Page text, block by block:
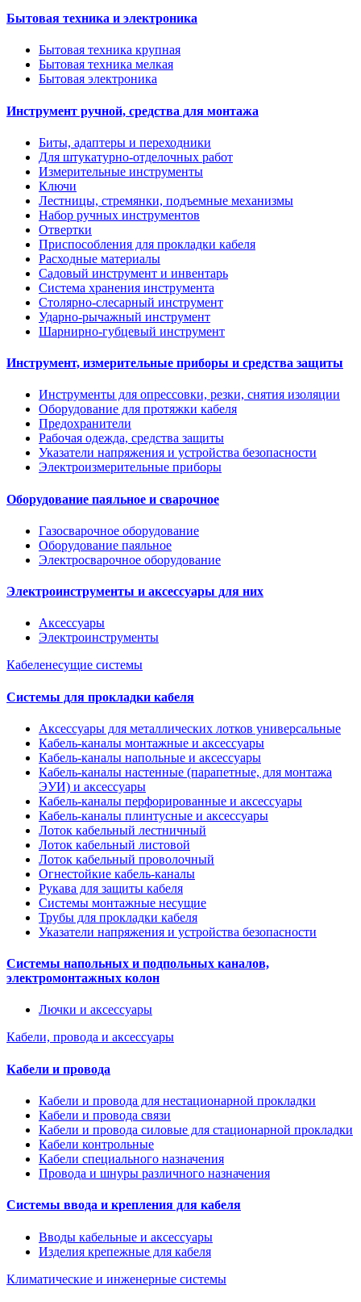
Бытовая техника и электроника
Бытовая техника крупная
Бытовая техника мелкая
Бытовая электроника
Инструмент ручной, средства для монтажа
Биты, адаптеры и переходники
Для штукатурно-отделочных работ
Измерительные инструменты
Ключи
Лестницы, стремянки, подъемные механизмы
Набор ручных инструментов
Отвертки
Приспособления для прокладки кабеля
Расходные материалы
Садовый инструмент и инвентарь
Система хранения инструмента
Столярно-слесарный инструмент
Ударно-рычажный инструмент
Шарнирно-губцевый инструмент
Инструмент, измерительные приборы и средства защиты
Инструменты для опрессовки, резки, снятия изоляции
Оборудование для протяжки кабеля
Предохранители
Рабочая одежда, средства защиты
Указатели напряжения и устройства безопасности
Электроизмерительные приборы
Оборудование паяльное и сварочное
Газосварочное оборудование
Оборудование паяльное
Электросварочное оборудование
Электроинструменты и аксессуары для них
Аксессуары
Электроинструменты
Кабеленесущие системы
Системы для прокладки кабеля
Аксессуары для металлических лотков универсальные
Кабель-каналы монтажные и аксессуары
Кабель-каналы напольные и аксессуары
Кабель-каналы настенные (парапетные, для монтажа
ЭУИ) и аксессуары
Кабель-каналы перфорированные и аксессуары
Кабель-каналы плинтусные и аксессуары
Лоток кабельный лестничный
Лоток кабельный листовой
Лоток кабельный проволочный
Огнестойкие кабель-каналы
Рукава для защиты кабеля
Системы монтажные несущие
Трубы для прокладки кабеля
Указатели напряжения и устройства безопасности
Системы напольных и подпольных каналов,
электромонтажных колон
Лючки и аксессуары
Кабели, провода и аксессуары
Кабели и провода
Кабели и провода для нестационарной прокладки
Кабели и провода связи
Кабели и провода силовые для стационарной прокладки
Кабели контрольные
Кабели специального назначения
Провода и шнуры различного назначения
Системы ввода и крепления для кабеля
Вводы кабельные и аксессуары
Изделия крепежные для кабеля
Климатические и инженерные системы